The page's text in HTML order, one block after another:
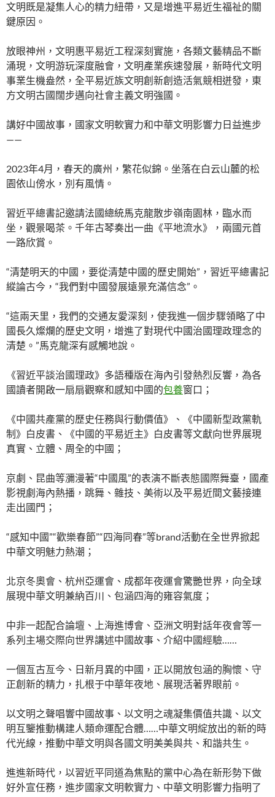
文明既是凝集人心的精力紐帶，又是增進平易近生福祉的關
鍵原因。
放眼神州，文明惠平易近工程深刻實施，各類文藝精品不斷
涌現，文明游玩深度融會，文明產業疾速發展，新時代文明
事業生機盎然，全平易近族文明創新創造活氣競相迸發，東
方文明古國闊步邁向社會主義文明強國。
講好中國故事，國家文明軟實力和中華文明影響力日益進步
——
2023年4月，春天的廣州，繁花似錦。坐落在白云山麓的松
園依山傍水，別有風情。
習近平總書記邀請法國總統馬克龍散步嶺南園林，臨水而
坐，觀景喝茶。千年古琴奏出一曲《平地流水》，兩國元首
一路欣賞。
“清楚明天的中國，要從清楚中國的歷史開始”，習近平總書記
縱論古今，“我們對中國發展遠景充滿信念”。
“這兩天里，我們的交通友愛深刻，使我進一個步驟領略了中
國長久燦爛的歷史文明，增進了對現代中國治國理政理念的
清楚。”馬克龍深有感觸地說。
《習近平談治國理政》多語種版在海內引發熱烈反響，為各
國讀者開啟一扇扇觀察和感知中國的包養窗口；
《中國共產黨的歷史任務與行動價值》、《中國新型政黨軌
制》白皮書、《中國的平易近主》白皮書等文獻向世界展現
真實、立體、周全的中國；
京劇、昆曲等瀰漫著“中國風”的表演不斷表態國際舞臺，國產
影視劇海內熱播，跳舞、雜技、美術以及平易近間文藝接連
走出國門；
“感知中國”“歡樂春節”“四海同春”等brand活動在全世界掀起
中華文明魅力熱潮；
北京冬奧會、杭州亞運會、成都年夜運會驚艷世界，向全球
展現中華文明兼納百川、包涵四海的雍容氣度；
中非一起配合論壇、上海進博會、亞洲文明對話年夜會等一
系列主場交際向世界講述中國故事、介紹中國經驗……
一個亙古亙今、日新月異的中國，正以開放包涵的胸懷、守
正創新的精力，扎根于中華年夜地、展現活著界眼前。
以文明之聲唱響中國故事、以文明之魂凝集價值共識、以文
明互鑒推動構建人類命運配合體……中華文明綻放出的新的時
代光線，推動中華文明與各國文明美美與共、和諧共生。
進進新時代，以習近平同道為焦點的黨中心為在新形勢下做
好外宣任務，進步國家文明軟實力、中華文明影響力指明了